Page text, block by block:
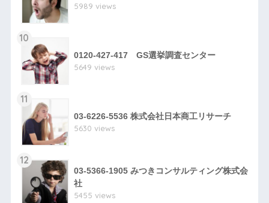
5989 views
10
0120-427-417 GS選挙調査センター
5649 views
11
03-6226-5536 株式会社日本商工リサーチ
5630 views
12
03-5366-1905 みつきコンサルティング株式会
社
5455 views